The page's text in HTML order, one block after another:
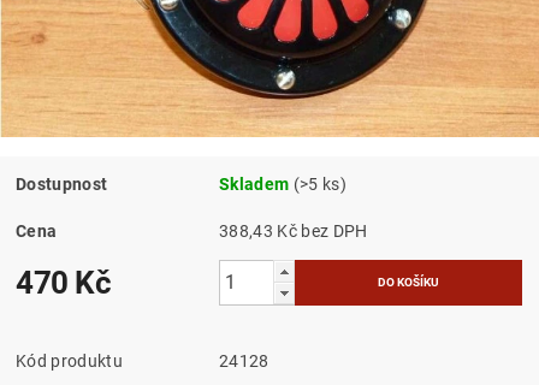
Dostupnost Skladem (>5 ks)
Cena 388,43 Kč bez DPH
470 Kč
Kód produktu 24128